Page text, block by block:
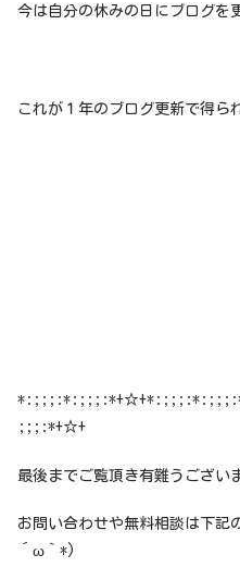
今は自分の休みの日にブログを
これが１年のブログ更新で得ら
;;;:*+☆+
最後までご覧頂き有難うご
お問い合わせや無料相談は下記
´ω｀*)